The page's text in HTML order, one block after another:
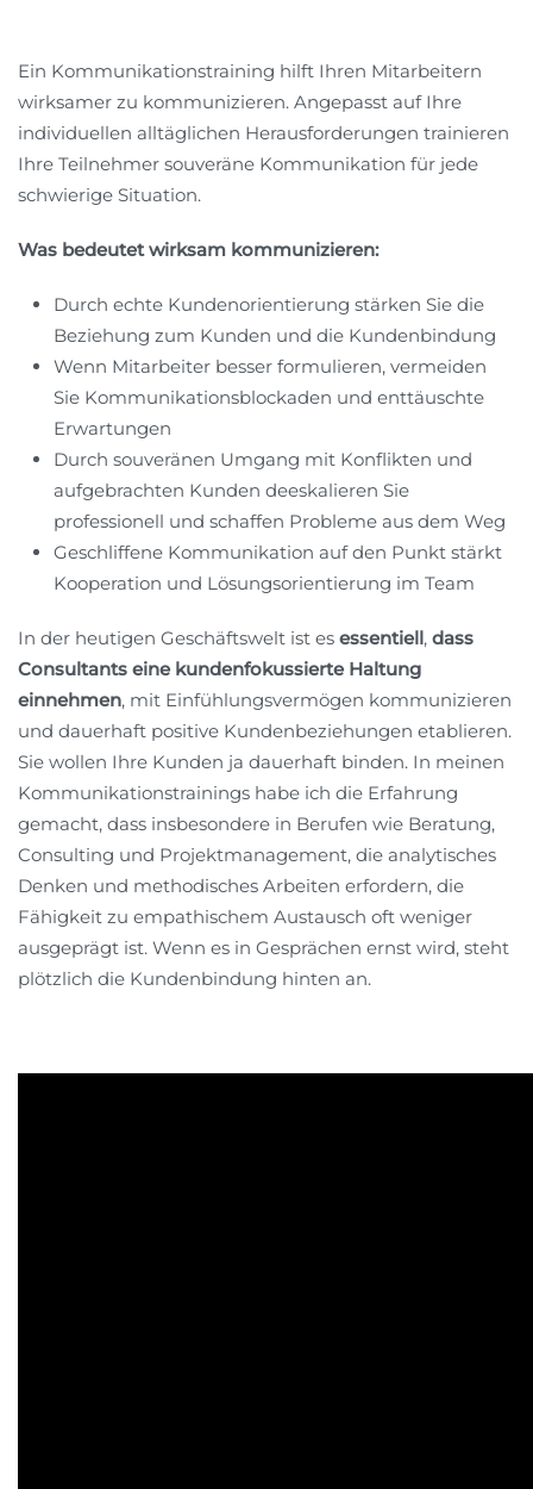
Ein Kommunikationstraining hilft Ihren Mitarbeitern
wirksamer zu kommunizieren. Angepasst auf Ihre
individuellen alltäglichen Herausforderungen trainieren
Ihre Teilnehmer souveräne Kommunikation für jede
schwierige Situation.
Was bedeutet wirksam kommunizieren:
Durch echte Kundenorientierung stärken Sie die
Beziehung zum Kunden und die Kundenbindung
Wenn Mitarbeiter besser formulieren, vermeiden
Sie Kommunikationsblockaden und enttäuschte
Erwartungen
Durch souveränen Umgang mit Konflikten und
aufgebrachten Kunden deeskalieren Sie
professionell und schaffen Probleme aus dem Weg
Geschliffene Kommunikation auf den Punkt stärkt
Kooperation und Lösungsorientierung im Team
In der heutigen Geschäftswelt ist es essentiell, dass
Consultants eine kundenfokussierte Haltung
einnehmen, mit Einfühlungsvermögen kommunizieren
und dauerhaft positive Kundenbeziehungen etablieren.
Sie wollen Ihre Kunden ja dauerhaft binden. In meinen
Kommunikationstrainings habe ich die Erfahrung
gemacht, dass insbesondere in Berufen wie Beratung,
Consulting und Projektmanagement, die analytisches
Denken und methodisches Arbeiten erfordern, die
Fähigkeit zu empathischem Austausch oft weniger
ausgeprägt ist. Wenn es in Gesprächen ernst wird, steht
plötzlich die Kundenbindung hinten an.